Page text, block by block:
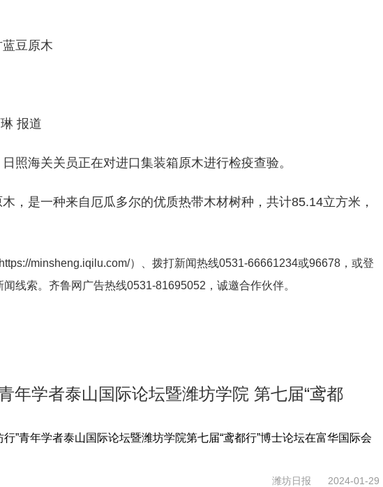
豆原木
报道
照海关关员正在对进口集装箱原木进行检疫查验。
，是一种来自厄瓜多尔的优质热带木材树种，共计85.14立方米，
https://minsheng.iqilu.com/）、拨打新闻热线0531-66661234或96678，或登
闻线索。齐鲁网广告热线0531-81695052 ，诚邀合作伙伴。
年学者泰山国际论坛暨潍坊学院 第七届“鸢都
”青年学者泰山国际论坛暨潍坊学院第七届“鸢都行”博士论坛在富华国际会
潍坊日报 2024-01-29